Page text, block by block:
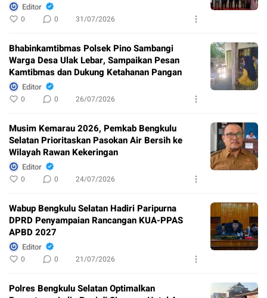
Editor
0 0 31/07/2026
Bhabinkamtibmas Polsek Pino Sambangi
Warga Desa Ulak Lebar, Sampaikan Pesan
Kamtibmas dan Dukung Ketahanan Pangan
Editor
0 0 26/07/2026
Musim Kemarau 2026, Pemkab Bengkulu
Selatan Prioritaskan Pasokan Air Bersih ke
Wilayah Rawan Kekeringan
Editor
0 0 24/07/2026
Wabup Bengkulu Selatan Hadiri Paripurna
DPRD Penyampaian Rancangan KUA-PPAS
APBD 2027
Editor
0 0 21/07/2026
Polres Bengkulu Selatan Optimalkan